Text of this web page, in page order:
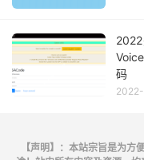
码
【声明】：本站宗旨是为方